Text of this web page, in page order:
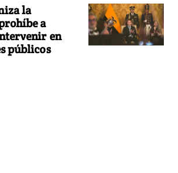
la
a
en
públicos